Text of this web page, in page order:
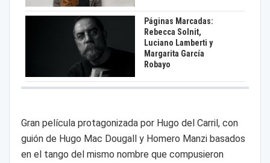
Páginas Marcadas:
Rebecca Solnit,
Luciano Lamberti y
Margarita García
Robayo
Gran película protagonizada por Hugo del Carril, con
guión de Hugo Mac Dougall y Homero Manzi basados
en el tango del mismo nombre que compusieron